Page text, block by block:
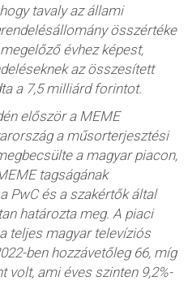
tavaly az állami
összértéke
évhez képest,
az összesített
a 7,5 milliárd forintot.
először a MEME
a műsorterjesztési
a magyar piacon,
tagságának
PwC és a szakértők által
határozta meg. A piaci
teljes magyar televíziós
ben hozzávetőleg 66, míg
volt, ami éves szinten 9,2%-